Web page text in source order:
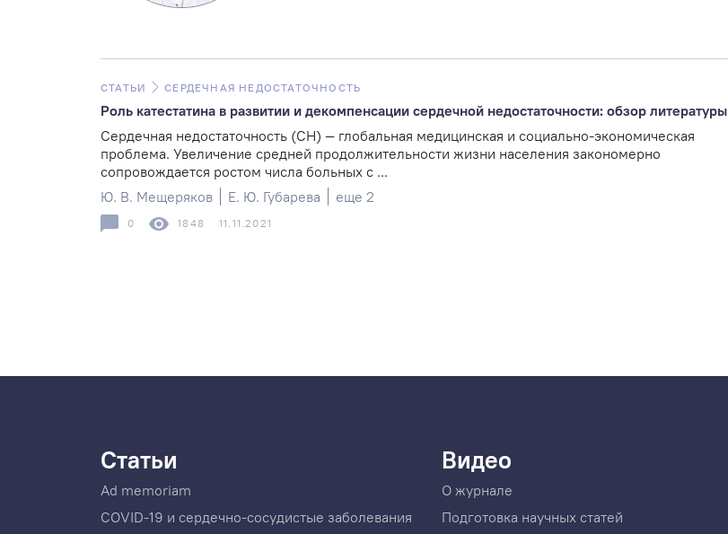
СТАТЬИ СЕРДЕЧНАЯ НЕДОСТАТОЧНОСТЬ
Роль катестатина в развитии и декомпенсации сердечной недостаточности: обзор литературы
Сердечная недостаточность (СН) — глобальная медицинская и социально-экономическая
проблема. Увеличение средней продолжительности жизни населения закономерно
сопровождается ростом числа больных с ...
Ю. В. Мещеряков
Е. Ю. Губарева еще 2
0 1848 11.11.2021
Статьи
Ad memoriam
COVID-19 и сердечно-сосудистые заболевания
Видео
О журнале
Подготовка научных статей